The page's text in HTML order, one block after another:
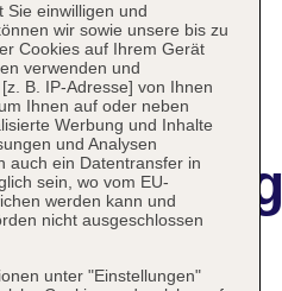
Sie einwilligen und
wir sowie unsere bis zu
Cookies auf Ihrem Gerät
verwenden und
B. IP-Adresse] von Ihnen
Ihnen auf oder neben
Werbung und Inhalte
und Analysen
auch ein Datentransfer in
sein, wo vom EU-
werden kann und
nicht ausgeschlossen
unter "Einstellungen"